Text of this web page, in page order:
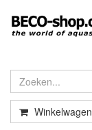
Winkelwagen